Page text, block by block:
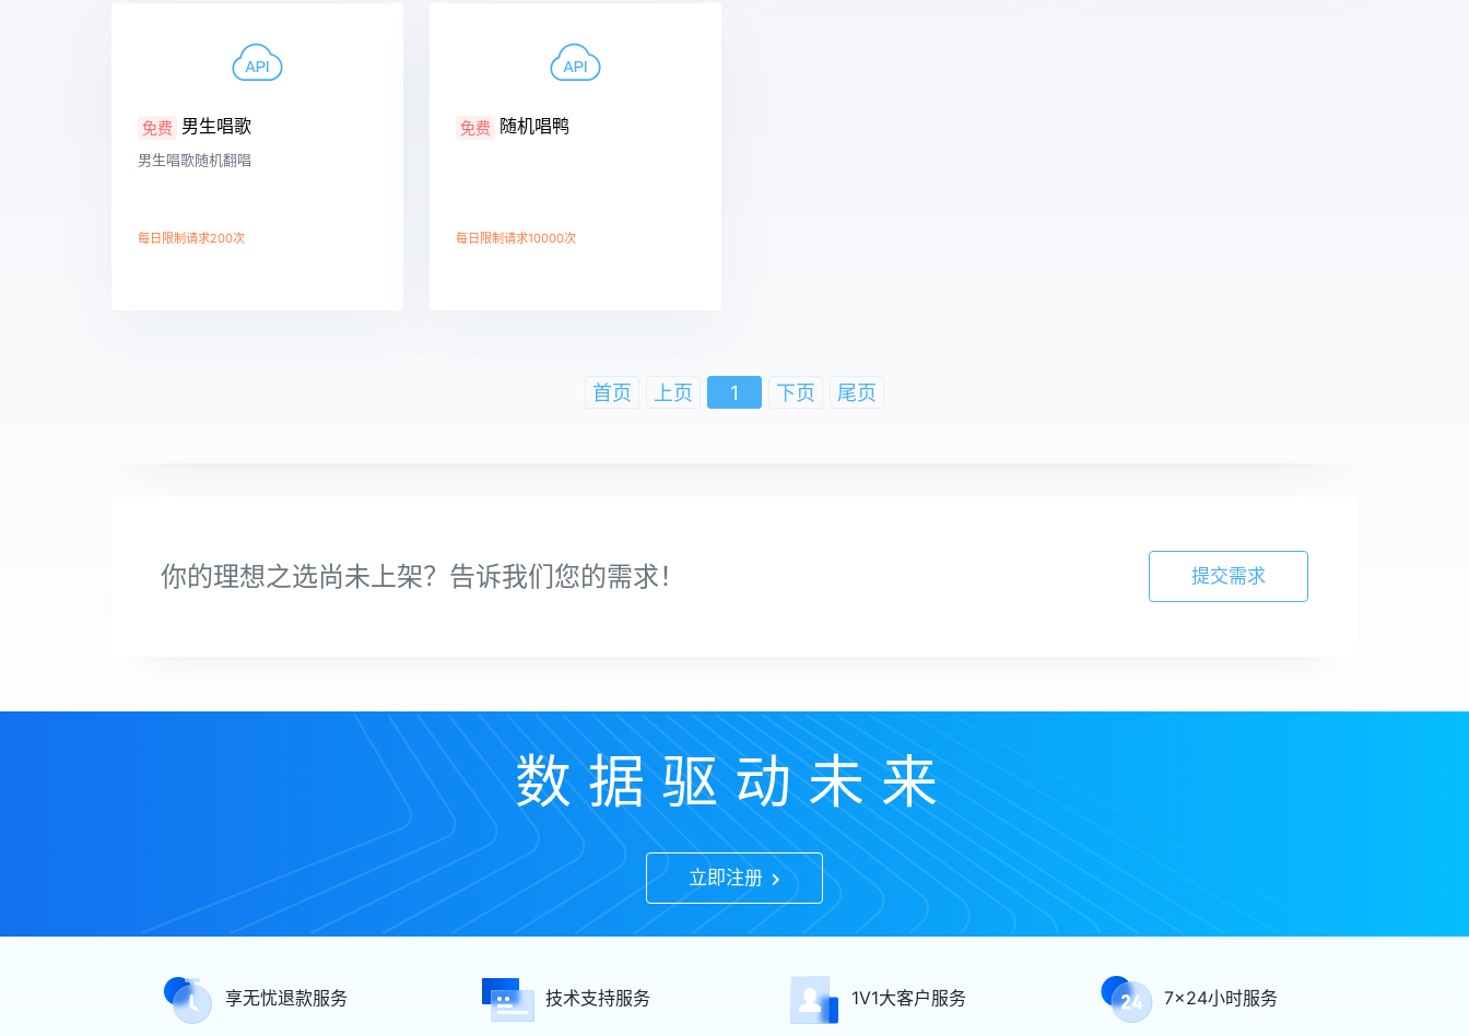
免费 男生唱歌
男生唱歌随机翻唱
每日限制请求200次
免费 随机唱鸭
每日限制请求10000次
首页 上页 1 下页 尾页
你的理想之选尚未上架？告诉我们您的需求！ 提交需求
数据驱动未来
立即注册
享无忧退款服务 技术支持服务 1V1大客户服务 7x24小时服务